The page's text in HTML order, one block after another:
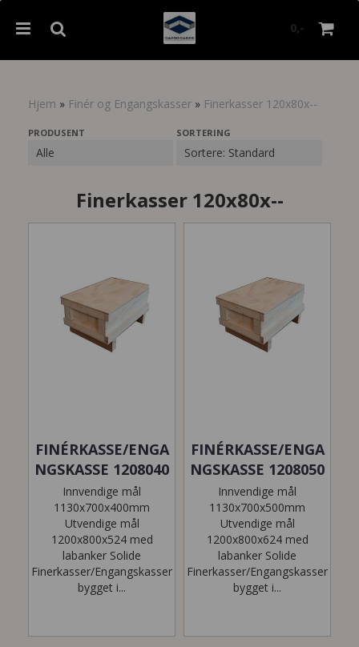
0,-
Hjem » Finér og Engangskasser » Finerkasser 120x80x--
PRODUSENT SORTERING
Finerkasser 120x80x--
FINÉRKASSE/ENGA
NGSKASSE 1208040
Innvendige mål
1130x700x400mm
Utvendige mål
1200x800x524 med
labanker Solide
Finerkasser/Engangskasser
bygget i...
FINÉRKASSE/ENGA
NGSKASSE 1208050
Innvendige mål
1130x700x500mm
Utvendige mål
1200x800x624 med
labanker Solide
Finerkasser/Engangskasser
bygget i...